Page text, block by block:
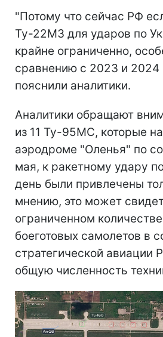
"Потому что сейчас РФ
Ту-22М3 для ударов по
крайне ограниченно,
сравнению с 2023 и 2024
пояснили аналитики.
Аналитики обращают
из 11 Ту-95МС, которые
аэродроме "Оленья" по
мая, к ракетному удару
день были привлечены
мнению, это может
ограниченном
боеготовых самолетов в
стратегической авиации
общую численность